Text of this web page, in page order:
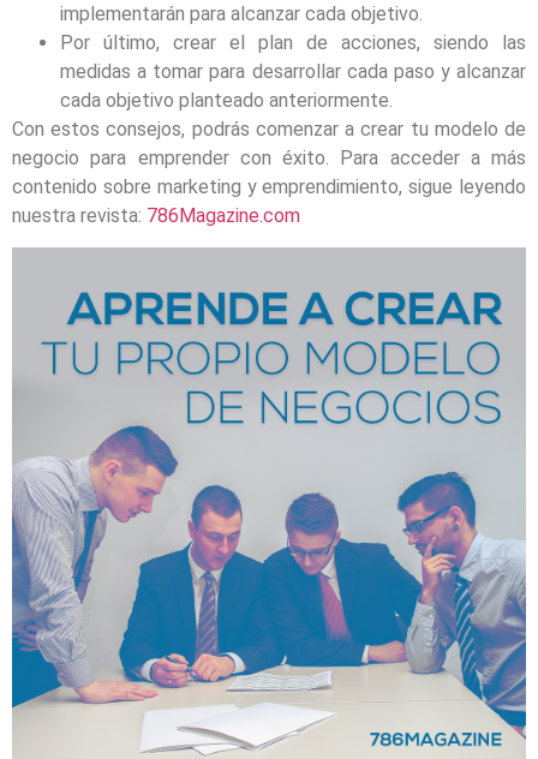
implementarán para alcanzar cada objetivo.
Por último, crear el plan de acciones, siendo las
medidas a tomar para desarrollar cada paso y alcanzar
cada objetivo planteado anteriormente.
Con estos consejos, podrás comenzar a crear tu modelo de
negocio para emprender con éxito. Para acceder a más
contenido sobre marketing y emprendimiento, sigue leyendo
nuestra revista: 786Magazine.com